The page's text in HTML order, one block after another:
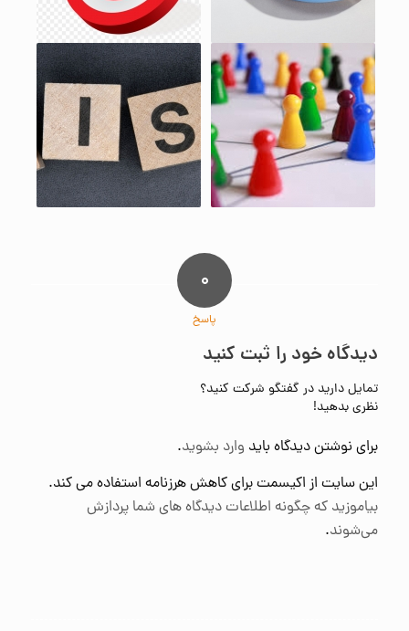
۰
پاسخ
دیدگاه خود را ثبت کنید
تمایل دارید در گفتگو شرکت کنید؟
نظری بدهید!
برای نوشتن دیدگاه باید وارد بشوید.
این سایت از اکیسمت برای کاهش هرزنامه استفاده می کند.
بیاموزید که چگونه اطلاعات دیدگاه های شما پردازش
می‌شوند.